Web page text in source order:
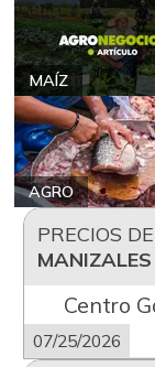
MAÍZ
AGRO
PRECIOS DE
MANIZALES
Centro
07/25/2026